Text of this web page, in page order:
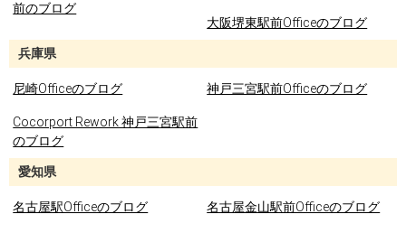
前のブログ
大阪堺東駅前Officeのブログ
兵庫県
尼崎Officeのブログ 神戸三宮駅前Officeのブログ
Cocorport Rework 神戸三宮駅前
のブログ
愛知県
名古屋駅Officeのブログ 名古屋金山駅前Officeのブログ